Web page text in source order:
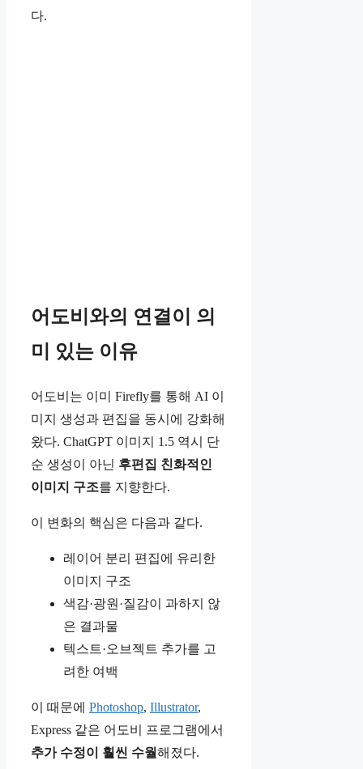
다.
어도비와의 연결이 의
미 있는 이유
어도비는 이미 Firefly를 통해 AI 이
미지 생성과 편집을 동시에 강화해
왔다. ChatGPT 이미지 1.5 역시 단
순 생성이 아닌 후편집 친화적인
이미지 구조를 지향한다.
이 변화의 핵심은 다음과 같다.
레이어 분리 편집에 유리한
이미지 구조
색감·광원·질감이 과하지 않
은 결과물
텍스트·오브젝트 추가를 고
려한 여백
이 때문에 Photoshop, Illustrator,
Express 같은 어도비 프로그램에서
추가 수정이 훨씬 수월해졌다.